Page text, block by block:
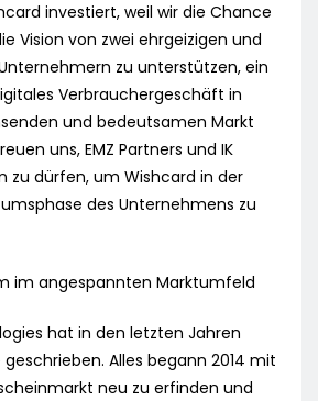
investiert, weil wir die Chance
Vision von zwei ehrgeizigen und
zu unterstützen, ein
Verbrauchergeschäft in
und bedeutsamen Markt
uns, EMZ Partners und IK
zu dürfen, um Wishcard in der
des Unternehmens zu
im angespannten Marktumfeld
hat in den letzten Jahren
Alles begann 2014 mit
neu zu erfinden und